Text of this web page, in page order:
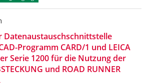
Datenaustauschschnittstelle
Programm CARD/1 und LEICA
Serie 1200 für die Nutzung der
und ROAD RUNNER